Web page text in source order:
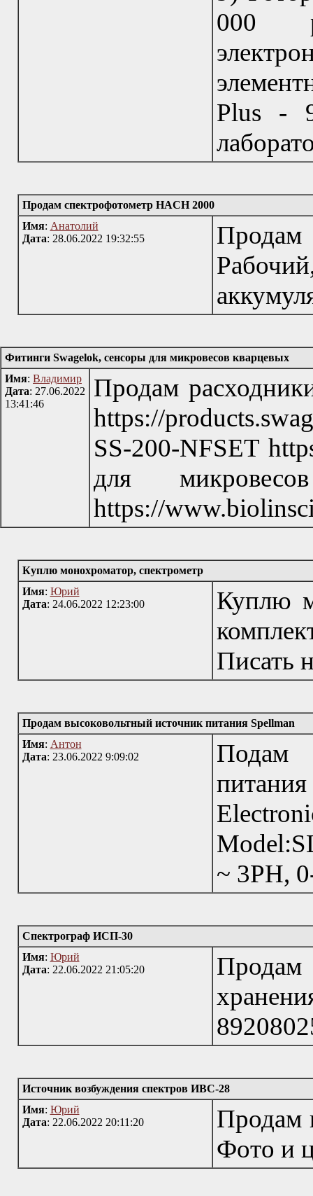
000
Plus -
Продам спектрофотометр HACH 2000
Имя: Анатолий
Дата: 28.06.2022 19:32:55
Продам
Фитинги Swagelok, сенсоры для микровесов кварцевых
Имя: Владимир
Дата: 27.06.2022
13:41:46
Продам
https://
SS-200-NFSET
для
https://
Куплю монохроматор, спектрометр
Имя: Юрий
Дата: 24.06.2022 12:23:00
Куплю
Писать
Продам высоковольтный источник питания Spellman
Имя: Антон
Дата: 23.06.2022 9:09:02
Подам
~ 3PH,
Спектрограф ИСП-30
Имя: Юрий
Дата: 22.06.2022 21:05:20
Источник возбуждения спектров ИВС-28
Имя: Юрий
Дата: 22.06.2022 20:11:20
Продам
Фото и